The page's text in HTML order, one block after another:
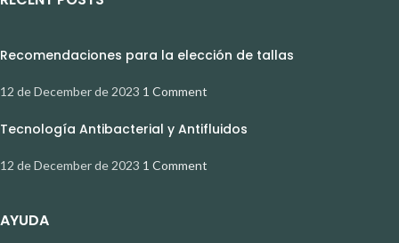
Recomendaciones para la elección de tallas
12 de December de 2023 1 Comment
Tecnología Antibacterial y Antifluidos
12 de December de 2023 1 Comment
AYUDA